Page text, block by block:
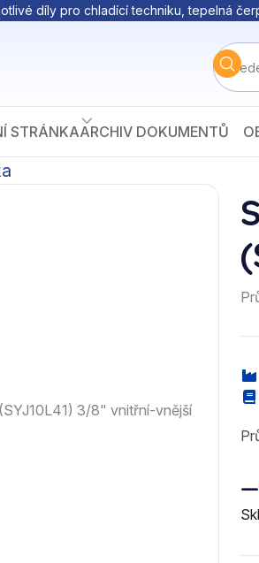
díly pro chladící techniku, tepelná
STRÁNKAARCHIV DOKUMENTŮ
—